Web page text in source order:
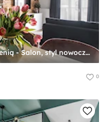
Salon z cegłą i butelkową zielenią - Salon, styl nowoczesny - zdjęcie od Wydział Spraw Wewnętrznych
0